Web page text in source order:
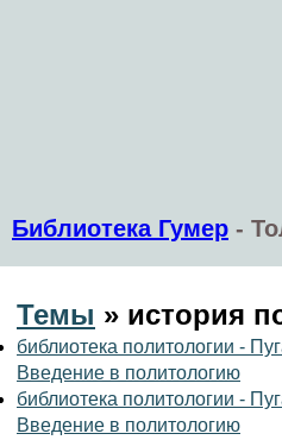
Библиотека Гумер -
Темы » история
библиотека политологии -
Введение в политологию
библиотека политологии -
Введение в политологию